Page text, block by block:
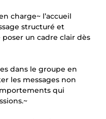
charge~ l’accueil
structuré et
un cadre clair dès
dans le groupe en
les messages non
qui